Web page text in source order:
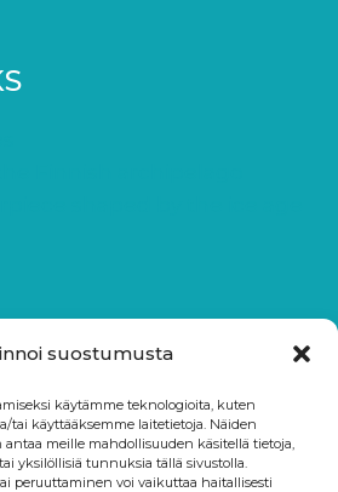
suostumusta
käytämme teknologioita, kuten
tai käyttääksemme laitetietoja. Näiden
meille mahdollisuuden käsitellä tietoja,
yksilöllisiä tunnuksia tällä sivustolla.
peruuttaminen voi vaikuttaa haitallisesti